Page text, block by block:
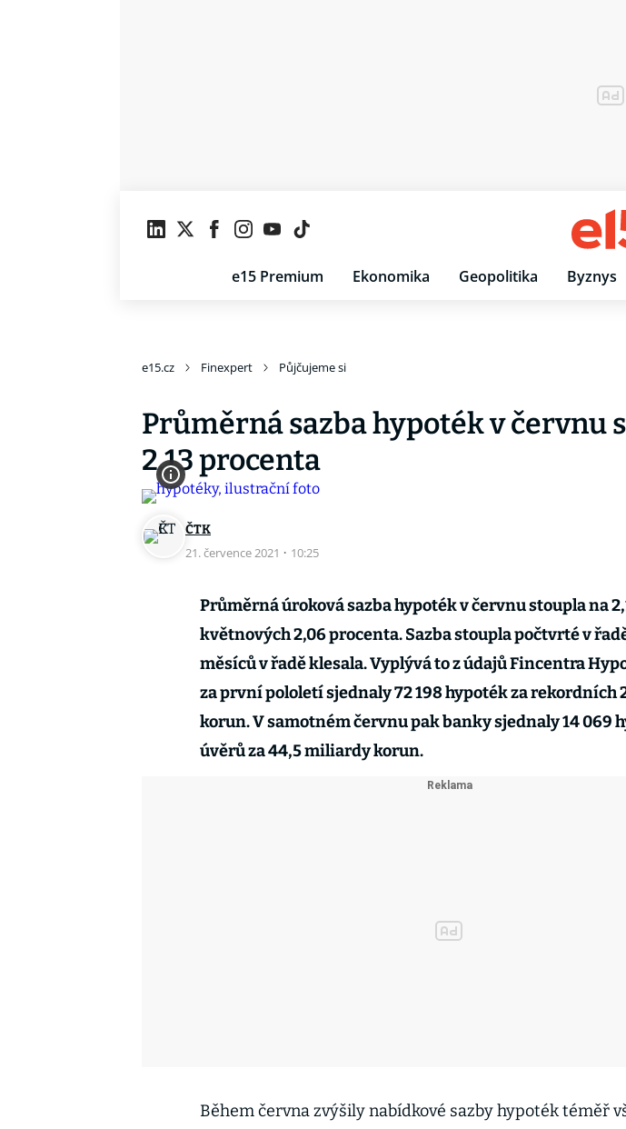
e15 Premium Ekonomika Geopolitika Byznys
e15.cz Finexpert Půjčujeme si
Průměrná sazba hypoték v červnu
2,13 procenta
ČTK
21. července 2021 · 10:25
Průměrná úroková sazba hypoték v červnu stoupla na
květnových 2,06 procenta. Sazba stoupla počtvrté v
měsíců v řadě klesala. Vyplývá to z údajů Fincentra
za první pololetí sjednaly 72 198 hypoték za rekordních
korun. V samotném červnu pak banky sjednaly 14 069
úvěrů za 44,5 miliardy korun.
Během června zvýšily nabídkové sazby hypoték téměř